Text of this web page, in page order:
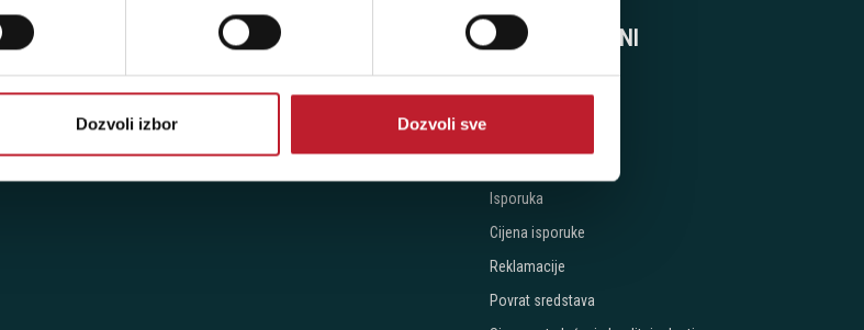
Dozvoli izbor Dozvoli sve
KORISNIČKI NALOG
Korpa
Registracija
SVE O KUPOVINI
Uslovi kupovine
Isporuka
Cijena isporuke
Reklamacije
Povrat sredstava